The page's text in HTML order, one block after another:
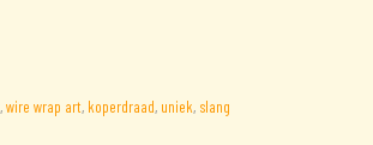
,wire wrap art, koperdraad, uniek, slang